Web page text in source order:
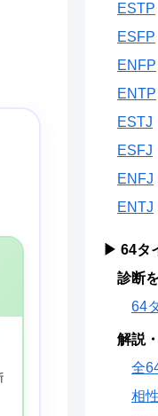
ESTP
ESFP
ENFP
ENTP
ESTJ
ESFJ
ENFJ
ENTJ
▶ 64タ
診断
64
解説
全
相